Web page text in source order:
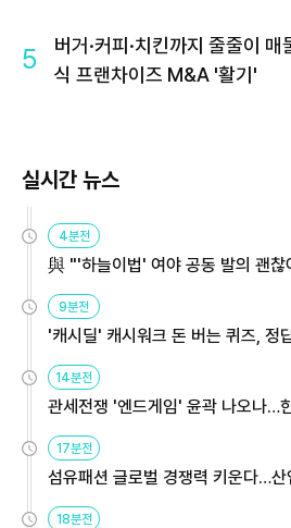
5
버거·커피·치킨까지 줄줄이 매
식 프랜차이즈 M&A '활기'
실시간 뉴스
4분전
與 "'하늘이법' 여야 공동 발의 괜
9분전
'캐시딜' 캐시워크 돈 버는 퀴즈, 정
14분전
관세전쟁 '엔드게임' 윤곽 나오나…
용해야
17분전
섬유패션 글로벌 경쟁력 키운다…
원
18분전